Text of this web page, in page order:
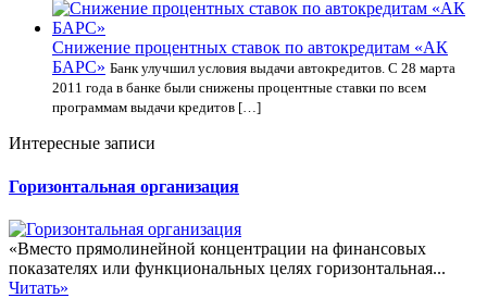
Снижение процентных ставок по автокредитам «АК
БАРС» Банк улучшил условия выдачи автокредитов. С 28 марта
2011 года в банке были снижены процентные ставки по всем
программам выдачи кредитов […]
Интересные записи
Горизонтальная организация
«Вместо прямолинейной концентрации на финансовых
показателях или функциональных целях горизонтальная...
Читать»